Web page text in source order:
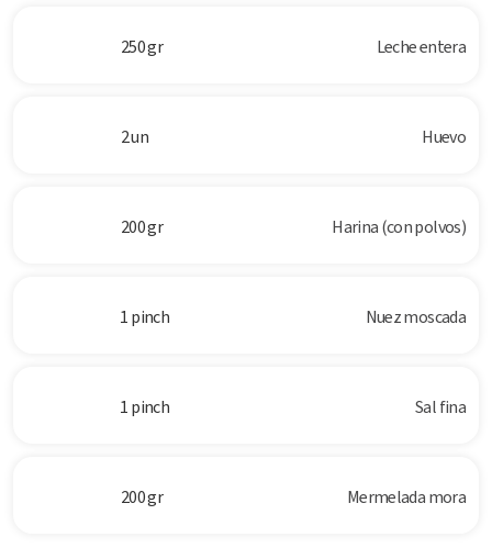
250 gr Leche entera
2 un Huevo
200 gr Harina (con polvos)
1 pinch Nuez moscada
1 pinch Sal fina
200 gr Mermelada mora